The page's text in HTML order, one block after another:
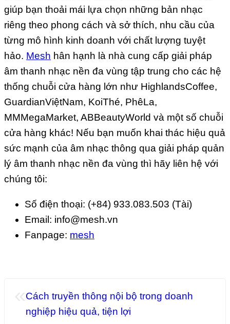
giúp bạn thoải mái lựa chọn những bản nhạc
riêng theo phong cách và sở thích, nhu cầu của
từng mô hình kinh doanh với chất lượng tuyệt
hảo. Mesh hân hạnh là nhà cung cấp giải pháp
âm thanh nhạc nền đa vùng tập trung cho các hệ
thống chuỗi cửa hàng lớn như HighlandsCoffee,
GuardianViệtNam, KoiThé, PhêLa,
MMMegaMarket, ABBeautyWorld và một số chuỗi
cửa hàng khác! Nếu bạn muốn khai thác hiệu quả
sức mạnh của âm nhạc thông qua giải pháp quản
lý âm thanh nhạc nền đa vùng thì hãy liên hệ với
chúng tôi:
Số điện thoại: (+84) 933.083.503 (Tài)
Email: info@mesh.vn
Fanpage: mesh
Cách truyền thông nội bộ trong doanh
nghiệp hiệu quả, tiện lợi